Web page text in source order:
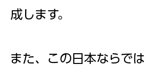
成します。
また、この日本ならでは